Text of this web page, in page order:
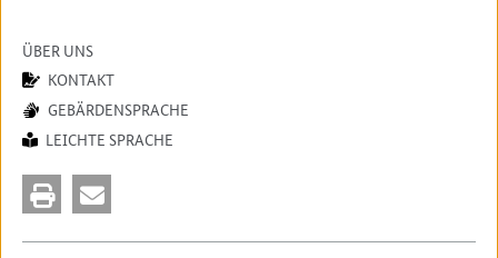
ÜBER UNS
KONTAKT
GEBÄRDENSPRACHE
LEICHTE SPRACHE